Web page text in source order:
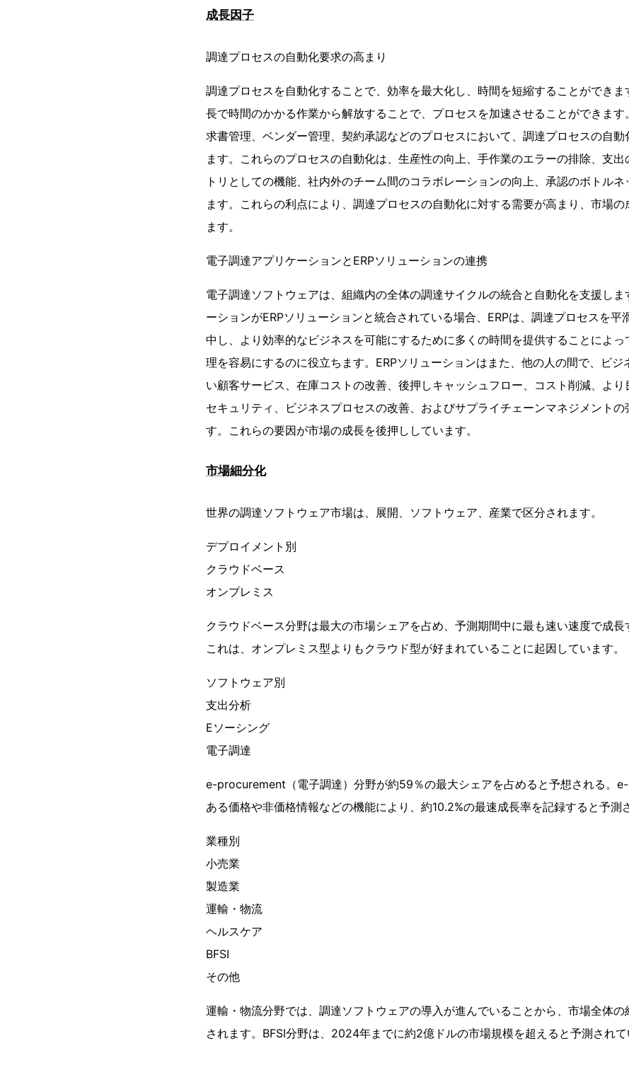
成長因子
調達プロセスの自動化要求の高まり
調達プロセスを自動化することで、効率を最大化し、時間を短縮することができ
長で時間のかかる作業から解放することで、プロセスを加速させることができま
求書管理、ベンダー管理、契約承認などのプロセスにおいて、調達プロセスの自
ます。これらのプロセスの自動化は、生産性の向上、手作業のエラーの排除、支
トリとしての機能、社内外のチーム間のコラボレーションの向上、承認のボトルネ
ます。これらの利点により、調達プロセスの自動化に対する需要が高まり、市場
ます。
電子調達アプリケーションとERPソリューションの連携
電子調達ソフトウェアは、組織内の全体の調達サイクルの統合と自動化を支援し
ーションがERPソリューションと統合されている場合、ERPは、調達プロセスを平
中し、より効率的なビジネスを可能にするために多くの時間を提供することによ
理を容易にするのに役立ちます。ERPソリューションはまた、他の人の間で、ビジ
い顧客サービス、在庫コストの改善、後押しキャッシュフロー、コスト削減、より
セキュリティ、ビジネスプロセスの改善、およびサプライチェーンマネジメントの
す。これらの要因が市場の成長を後押ししています。
市場細分化
世界の調達ソフトウェア市場は、展開、ソフトウェア、産業で区分されます。
デプロイメント別
クラウドベース
オンプレミス
クラウドベース分野は最大の市場シェアを占め、予測期間中に最も速い速度で成長
これは、オンプレミス型よりもクラウド型が好まれていることに起因しています。
ソフトウェア別
支出分析
Eソーシング
電子調達
e-procurement（電子調達）分野が約59％の最大シェアを占めると予想される。
ある価格や非価格情報などの機能により、約10.2%の最速成長率を記録すると予測
業種別
小売業
製造業
運輸・物流
ヘルスケア
BFSI
その他
運輸・物流分野では、調達ソフトウェアの導入が進んでいることから、市場全体の
されます。BFSI分野は、2024年までに約2億ドルの市場規模を超えると予測されて